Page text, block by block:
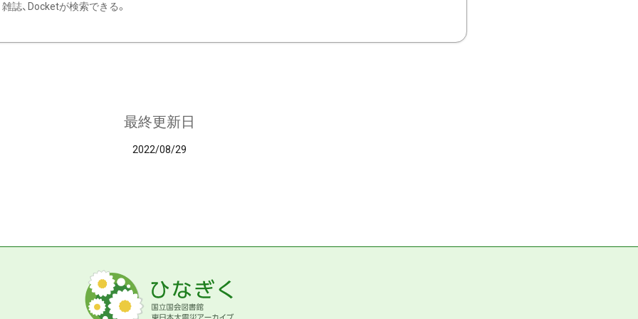
雑誌、Docketが検索できる。
最終更新日
2022/08/29